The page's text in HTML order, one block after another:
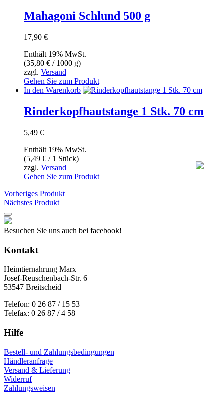
Mahagoni Schlund 500 g
17,90 €
Enthält 19% MwSt.
(35,80 € / 1000 g)
zzgl. Versand
Gehen Sie zum Produkt
In den Warenkorb
Rinderkopfhautstange 1 Stk. 70 cm
5,49 €
Enthält 19% MwSt.
(5,49 € / 1 Stück)
zzgl. Versand
Gehen Sie zum Produkt
Vorheriges Produkt
Nächstes Produkt
Besuchen Sie uns auch bei facebook!
Kontakt
Heimtiernahrung Marx
Josef-Reuschenbach-Str. 6
53547 Breitscheid
Telefon: 0 26 87 / 15 53
Telefax: 0 26 87 / 4 58
Hilfe
Bestell- und Zahlungsbedingungen
Händleranfrage
Versand & Lieferung
Widerruf
Zahlungsweisen